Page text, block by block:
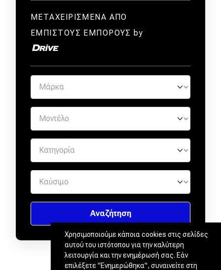
ΜΕΤΑΧΕΙΡΙΣΜΕΝΑ ΑΠΟ
ΕΜΠΙΣΤΟΥΣ ΕΜΠΟΡΟΥΣ by
Χρησιμοποιούμε κάποια cookies στις σελίδες
αυτού του ιστότοπου για την καλύτερη
λειτουργία και την ενημέρωσή σας. Εάν
επιλέξετε "Ενημερώθηκα", συναινείτε στη